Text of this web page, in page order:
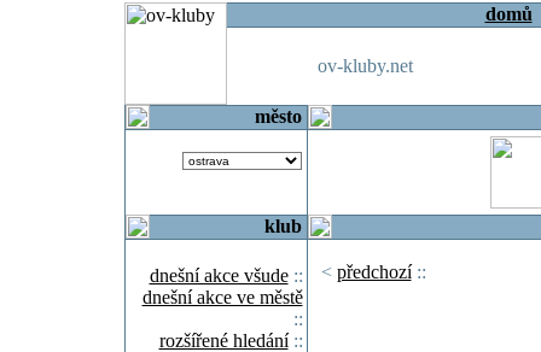
domů
ov-kluby.net
město
klub
dnešní akce všude::
dnešní akce ve městě
::
rozšířené hledání::
< předchozí::